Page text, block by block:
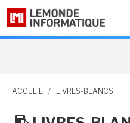
ACCUEIL / LIVRES-BLANCS